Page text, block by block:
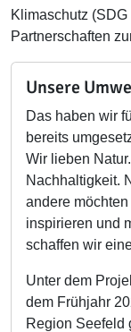
Klimaschutz
Partnerschaften
Unsere
Das haben wir
bereits
Wir lieben
Nachhaltigkeit.
andere
inspirieren und
schaffen wir
Unter dem
dem Frühjahr
Region Seefeld